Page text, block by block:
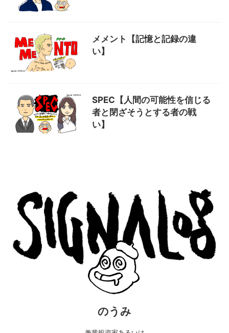
メメント【記憶と記録の違
い】
SPEC【人間の可能性を信じる
者と閉ざそうとする者の戦
い】
のうみ